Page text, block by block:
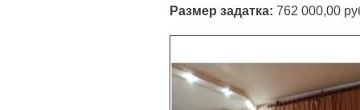
Размер задатка: 762 000,00